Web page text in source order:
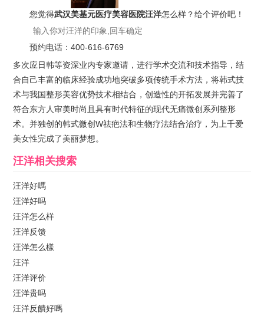
您觉得武汉美基元医疗美容医院汪洋怎么样？给个评价吧！
预约电话：400-616-6769
多次应日韩等资深业内专家邀请，进行学术交流和技术指导，结
合自己丰富的临床经验成功地突破多项传统手术方法，将韩式技
术与我国整形美容优势技术相结合，创造性的开拓发展并完善了
符合东方人审美时尚且具有时代特征的现代无痛微创系列整形
术。并独创的韩式微创W祛疤法和生物疗法结合治疗，为上千爱
美女性完成了美丽梦想。
汪洋相关搜索
汪洋好嗎
汪洋好吗
汪洋怎么样
汪洋反馈
汪洋怎么樣
汪洋
汪洋评价
汪洋贵吗
汪洋反饋好嗎